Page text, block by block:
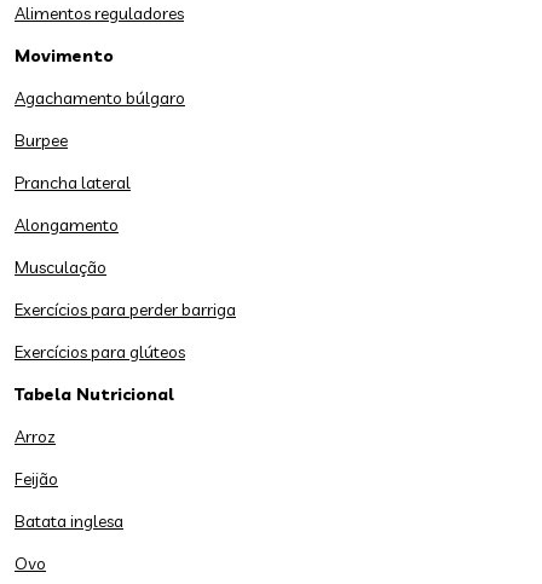
Alimentos reguladores
Movimento
Agachamento búlgaro
Burpee
Prancha lateral
Alongamento
Musculação
Exercícios para perder barriga
Exercícios para glúteos
Tabela Nutricional
Arroz
Feijão
Batata inglesa
Ovo